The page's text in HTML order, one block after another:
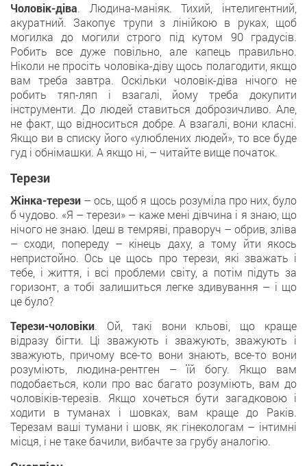
Чоловік-діва. Людина-маніяк. Тихий, інтелигентний,
акуратний. Закопує трупи з лінійкою в руках, щоб
могилка до могили строго під кутом 90 градусів.
Робить все дуже повільно, але капець правильно.
Ніколи не просіть чоловіка-діву щось полагодити, якщо
вам треба завтра. Оскільки чоловік-діва нічого не
робить тяп-ляп і взагалі, йому треба докупити
інструменти. До людей ставиться доброзичливо. Але,
не факт, що відноситься добре. А взагалі, вони класні.
Якщо ви в списку його «улюблених людей», то все буде
гуд і обнімашки. А якщо ні, – читайте вище початок.
Терези
Жінка-терези – ось, щоб я щось розуміла про них, було
б чудово. «Я – терези» – каже мені дівчина і я знаю, що
нічого не знаю. Ідеш в темряві, праворуч – обрив, зліва
– сходи, попереду – кінець даху, а тому йти якось
непристойно. Ось це щось про терези, які зважать і
тебе, і життя, і всі проблеми світу, а потім підуть за
горизонт, а тобі залишиться легке здивування – і що
це було?
Терези-чоловіки. Ой, такі вони кльові, що краще
відразу бігти. Ці зважують і зважують, зважують і
зважують, причому все-то вони знають, все-то вони
розуміють, людина-рентген – їй богу. Якщо вам
подобається, коли про вас багато розуміють, вам до
чоловіків-терезів. Якщо хочеться бути загадковою і
ходити в туманах і шовках, вам краще до Раків.
Терезам ваші тумани і шовк, як гінекологам – інтимні
місця, і не таке бачили, вибачте за грубу аналогію.